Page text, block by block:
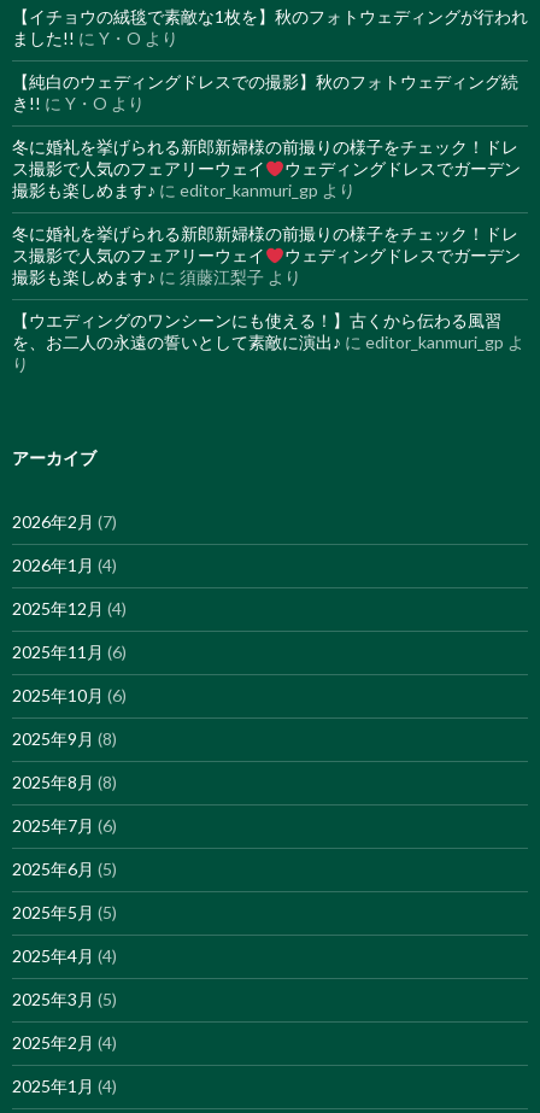
【イチョウの絨毯で素敵な1枚を】秋のフォトウェディングが行われ
ました!! に Y・O より
【純白のウェディングドレスでの撮影】秋のフォトウェディング続
き!! に Y・O より
冬に婚礼を挙げられる新郎新婦様の前撮りの様子をチェック！ドレ
ス撮影で人気のフェアリーウェイ
ウェディングドレスでガーデン
撮影も楽しめます♪ に editor_kanmuri_gp より
冬に婚礼を挙げられる新郎新婦様の前撮りの様子をチェック！ドレ
ス撮影で人気のフェアリーウェイ
ウェディングドレスでガーデン
撮影も楽しめます♪ に 須藤江梨子 より
【ウエディングのワンシーンにも使える！】古くから伝わる風習
を、お二人の永遠の誓いとして素敵に演出♪ に editor_kanmuri_gp よ
り
アーカイブ
2026年2月 (7)
2026年1月 (4)
2025年12月 (4)
2025年11月 (6)
2025年10月 (6)
2025年9月 (8)
2025年8月 (8)
2025年7月 (6)
2025年6月 (5)
2025年5月 (5)
2025年4月 (4)
2025年3月 (5)
2025年2月 (4)
2025年1月 (4)